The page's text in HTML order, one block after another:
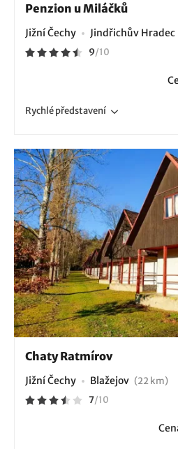
Penzion u Miláčků
Jižní Čechy Jindřichův Hradec
9/10
Rychlépředstavení
Chaty Ratmírov
Jižní Čechy Blažejov (22 km)
7/10